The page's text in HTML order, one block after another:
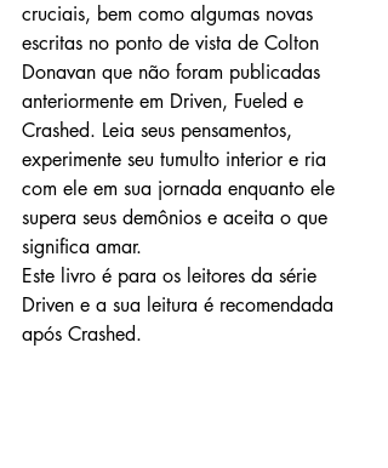
cruciais, bem como algumas novas
escritas no ponto de vista de Colton
Donavan que não foram publicadas
anteriormente em Driven, Fueled e
Crashed. Leia seus pensamentos,
experimente seu tumulto interior e ria
com ele em sua jornada enquanto ele
supera seus demônios e aceita o que
significa amar.
Este livro é para os leitores da série
Driven e a sua leitura é recomendada
após Crashed.